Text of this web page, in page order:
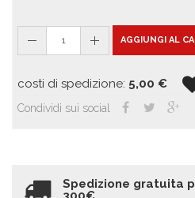
1 AGGIUNGI AL
costi di spedizione: 5,00 €
Condividi sui social
Spedizione gratuita